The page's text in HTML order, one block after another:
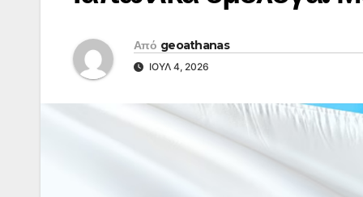
Από geoathanas
ΙΟΎΛ 4, 2026